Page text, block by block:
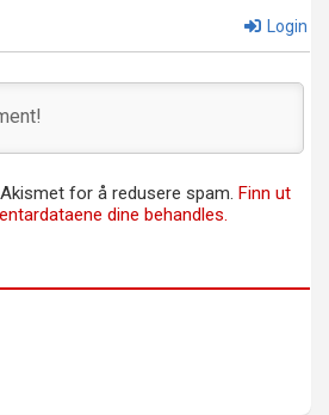
Login
for å redusere spam. Finn ut
dine behandles.